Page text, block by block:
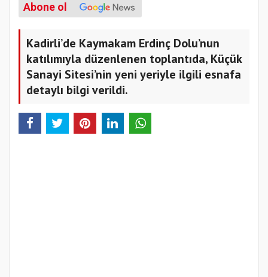
Abone ol
Kadirli’de Kaymakam Erdinç Dolu’nun
katılımıyla düzenlenen toplantıda, Küçük
Sanayi Sitesi’nin yeni yeriyle ilgili esnafa
detaylı bilgi verildi.